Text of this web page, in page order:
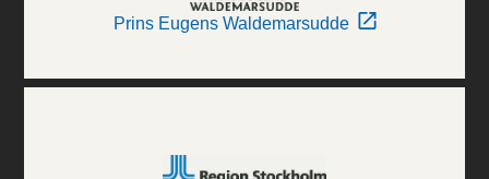
Prins Eugens Waldemarsudde